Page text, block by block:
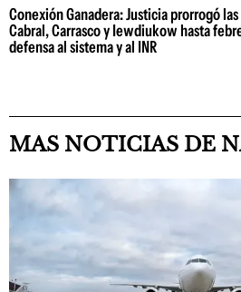
Conexión Ganadera: Justicia prorrogó
Cabral, Carrasco y Iewdiukow hasta
defensa al sistema y al INR
MAS NOTICIAS DE